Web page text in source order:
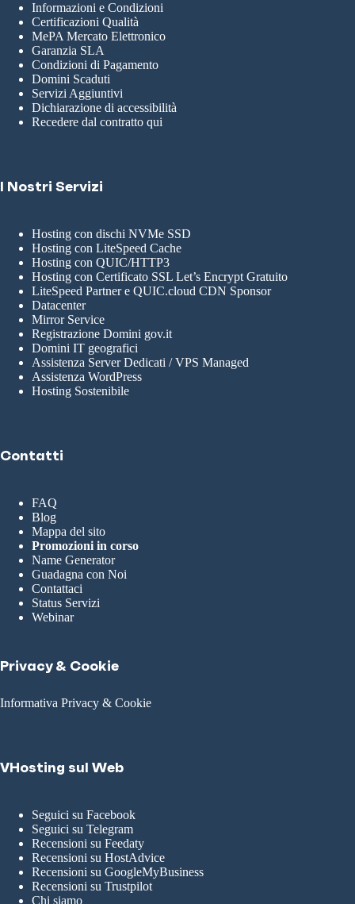
Informazioni e Condizioni
Certificazioni Qualità
MePA Mercato Elettronico
Garanzia SLA
Condizioni di Pagamento
Domini Scaduti
Servizi Aggiuntivi
Dichiarazione di accessibilità
Recedere dal contratto qui
I Nostri Servizi
Hosting con dischi NVMe SSD
Hosting con LiteSpeed Cache
Hosting con QUIC/HTTP3
Hosting con Certificato SSL Let’s Encrypt Gratuito
LiteSpeed Partner e QUIC.cloud CDN Sponsor
Datacenter
Mirror Service
Registrazione Domini gov.it
Domini IT geografici
Assistenza Server Dedicati / VPS Managed
Assistenza WordPress
Hosting Sostenibile
Contatti
FAQ
Blog
Mappa del sito
Promozioni in corso
Name Generator
Guadagna con Noi
Contattaci
Status Servizi
Webinar
Privacy & Cookie
Informativa Privacy & Cookie
VHosting sul Web
Seguici su Facebook
Seguici su Telegram
Recensioni su Feedaty
Recensioni su HostAdvice
Recensioni su GoogleMyBusiness
Recensioni su Trustpilot
Chi siamo